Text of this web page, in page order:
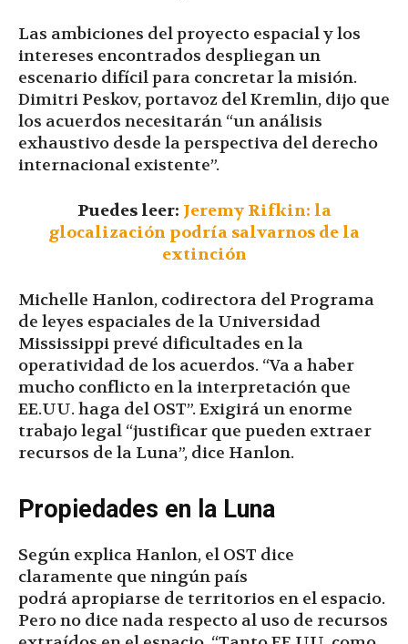
Las ambiciones del proyecto espacial y los
intereses encontrados despliegan un
escenario difícil para concretar la misión.
Dimitri Peskov, portavoz del Kremlin, dijo que
los acuerdos necesitarán “un análisis
exhaustivo desde la perspectiva del derecho
internacional existente”.
Puedes leer: Jeremy Rifkin: la
glocalización podría salvarnos de la
extinción
Michelle Hanlon, codirectora del Programa
de leyes espaciales de la Universidad
Mississippi prevé dificultades en la
operatividad de los acuerdos. “Va a haber
mucho conflicto en la interpretación que
EE.UU. haga del OST”. Exigirá un enorme
trabajo legal “justificar que pueden extraer
recursos de la Luna”, dice Hanlon.
Propiedades en la Luna
Según explica Hanlon, el OST dice
claramente que ningún país
podrá apropiarse de territorios en el espacio.
Pero no dice nada respecto al uso de recursos